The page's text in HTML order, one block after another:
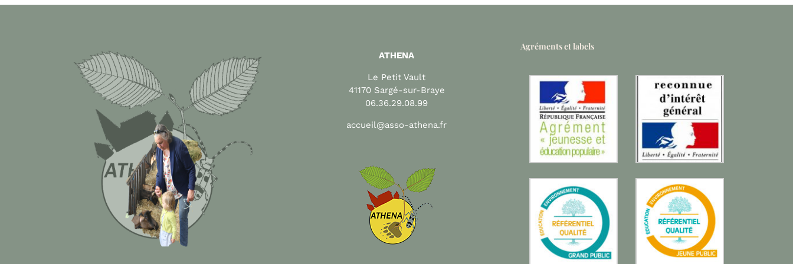
ATHENA
Le Petit Vault
41170 Sargé-sur-Braye
06.36.29.08.99
accueil@asso-athena.fr
Agréments et labels